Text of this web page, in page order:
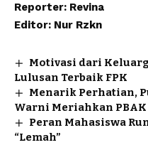
Reporter: Revina
Editor: Nur Rzkn
Motivasi dari
Lulusan Terbaik FPK
Menarik Perhatian,
Warni Meriahkan PBAK
Peran Mahasiswa
“Lemah”